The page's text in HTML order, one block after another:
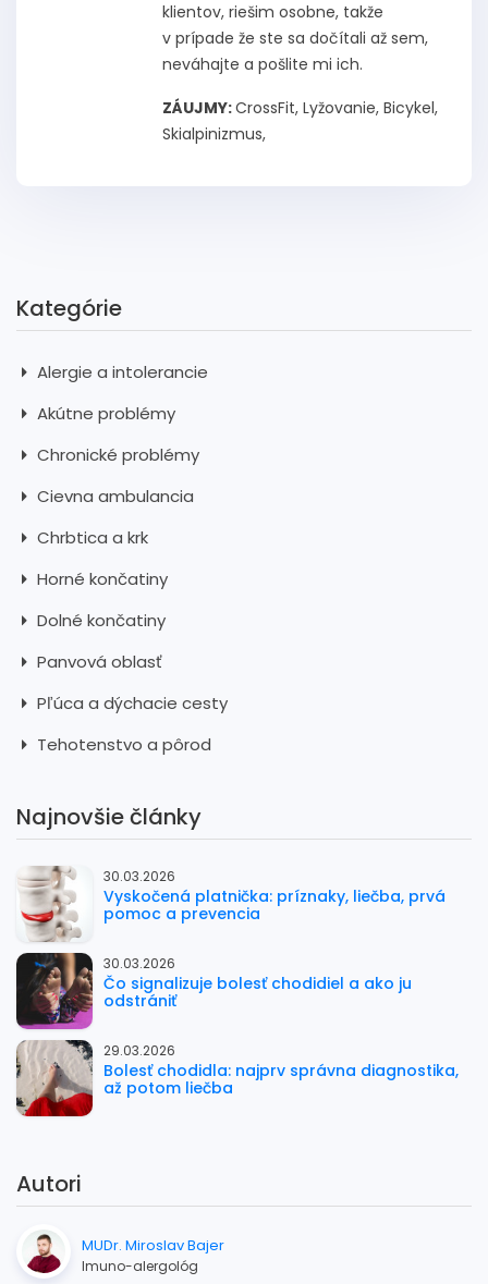
klientov, riešim osobne, takže
v prípade že ste sa dočítali až sem,
neváhajte a pošlite mi ich.
ZÁUJMY:CrossFit, Lyžovanie, Bicykel,
Skialpinizmus,
Kategórie
Alergie a intolerancie
Akútne problémy
Chronické problémy
Cievna ambulancia
Chrbtica a krk
Horné končatiny
Dolné končatiny
Panvová oblasť
Pľúca a dýchacie cesty
Tehotenstvo a pôrod
Najnovšie články
30.03.2026
Vyskočená platnička: príznaky, liečba, prvá
pomoc a prevencia
30.03.2026
Čo signalizuje bolesť chodidiel a ako ju
odstrániť
29.03.2026
Bolesť chodidla: najprv správna diagnostika,
až potom liečba
Autori
MUDr. Miroslav Bajer
Imuno-alergológ